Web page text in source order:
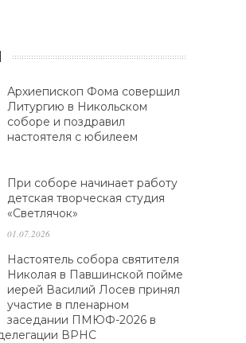
Архиепископ Фома совершил
Литургию в Никольском
соборе и поздравил
настоятеля с юбилеем
При соборе начинает работу
детская творческая студия
«Светлячок»
01.07.2026
Настоятель собора святителя
Николая в Павшинской пойме
иерей Василий Лосев принял
участие в пленарном
заседании ПМЮФ-2026 в
ВРНС